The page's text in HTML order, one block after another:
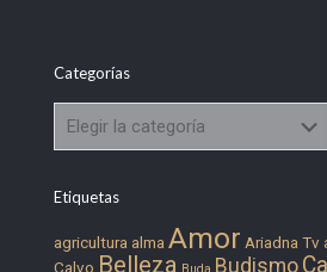
Categorías
Etiquetas
agricultura alma Amor Ariadna Tv
Calvo Belleza Budismo